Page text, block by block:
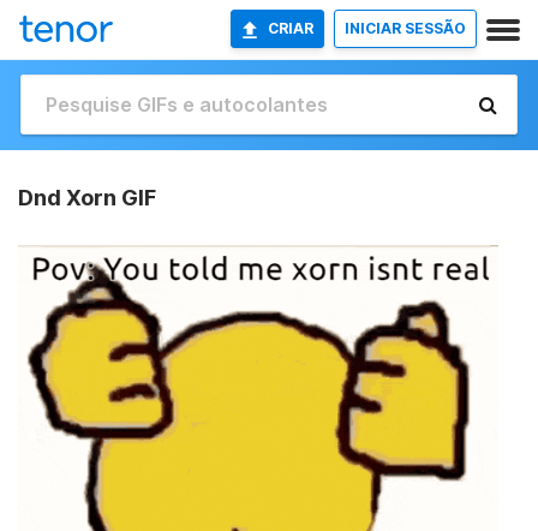
CRIAR INICIAR SESSÃO
Dnd Xorn GIF